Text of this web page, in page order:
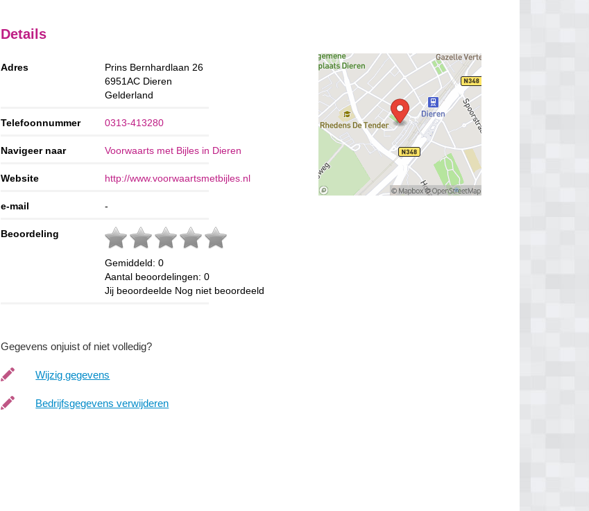
Details
Adres
Prins Bernhardlaan 26
6951AC Dieren
Gelderland
Telefoonnummer 0313-413280
Navigeer naar Voorwaarts met Bijles in Dieren
Website http://www.voorwaartsmetbijles.nl
e-mail -
Beoordeling
Gemiddeld:0
Aantal beoordelingen:0
Jij beoordeelde Nog niet beoordeeld
Gegevens onjuist of niet volledig?
Wijzig gegevens
Bedrijfsgegevens verwijderen